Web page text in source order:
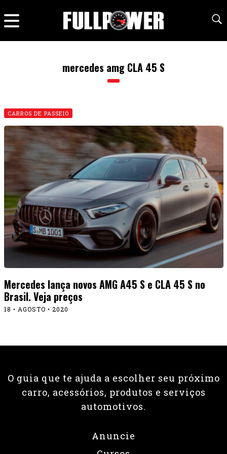
mercedes amg CLA 45 S
CARROS DE PASSEIO
Mercedes lança novos AMG A45 S e CLA 45 S no
Brasil. Veja preços
18 • AGOSTO • 2020
O guia que te ajuda a escolher seu próximo
carro, acessórios, produtos e serviços
automotivos.
Anuncie